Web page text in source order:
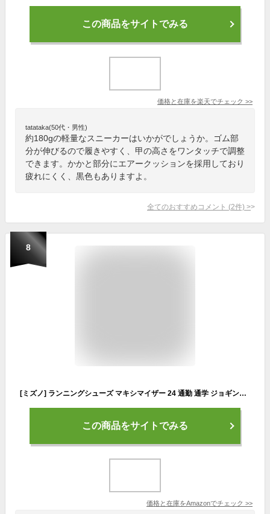
この商品をサイトでみる
価格と在庫を楽天でチェック >>
tatataka(50代・男性)
約180gの軽量なスニーカーはいかがでしょうか。ゴム部
分が伸びるので履きやすく、甲の高さをワンタッチで調整
できます。かかと部分にエアークッションを採用しており
疲れにくく、黒色もありますよ。
全てのおすすめコメント (2件) >
8
[ミズノ] ランニングシューズ マキシマイザー 24 通勤 通学 ジョギング スニーカー スポーツ 運動 メンズ ブラック 26.5 cm 3E
この商品をサイトでみる
価格と在庫をAmazonでチェック >>